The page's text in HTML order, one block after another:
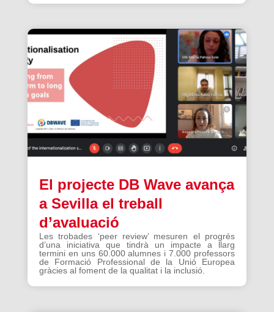
El projecte DB Wave avança
a Sevilla el treball
d’avaluació
Les trobades ‘peer review’ mesuren el progrés
d’una iniciativa que tindrà un impacte a llarg
termini en uns 60.000 alumnes i 7.000 professors
de Formació Professional de la Unió Europea
gràcies al foment de la qualitat i la inclusió.